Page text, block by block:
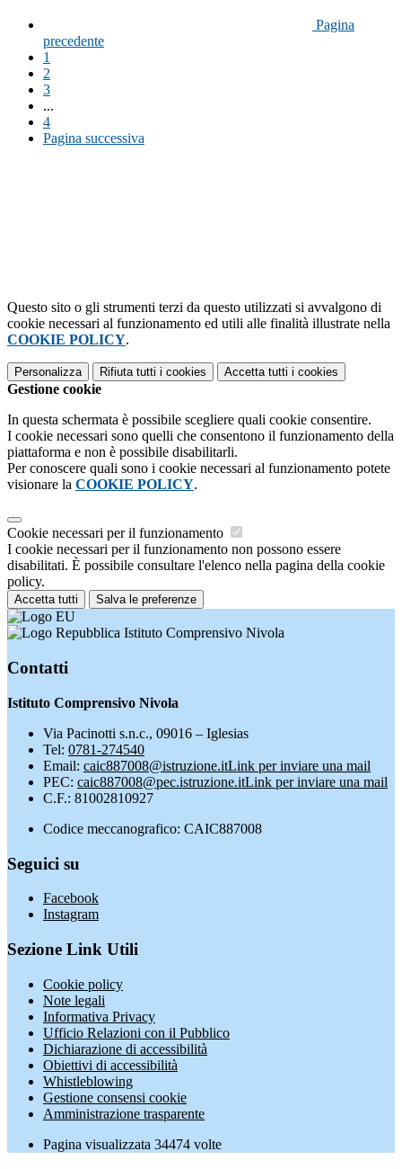
Pagina
precedente
1
2
3
...
4
Pagina successiva
Questo sito o gli strumenti terzi da questo utilizzati si avvalgono di
cookie necessari al funzionamento ed utili alle finalità illustrate nella
COOKIE POLICY.
Personalizza Rifiuta tutti i cookies Accetta tutti i cookies
Gestione cookie
In questa schermata è possibile scegliere quali cookie consentire.
I cookie necessari sono quelli che consentono il funzionamento della
piattaforma e non è possibile disabilitarli.
Per conoscere quali sono i cookie necessari al funzionamento potete
visionare la COOKIE POLICY.
Cookie necessari per il funzionamento
I cookie necessari per il funzionamento non possono essere
disabilitati. È possibile consultare l'elenco nella pagina della cookie
policy.
Accetta tutti Salva le preferenze
Istituto Comprensivo Nivola
Contatti
Istituto Comprensivo Nivola
Via Pacinotti s.n.c., 09016 – Iglesias
Tel: 0781-274540
Email: caic887008@istruzione.itLink per inviare una mail
PEC: caic887008@pec.istruzione.itLink per inviare una mail
C.F.: 81002810927
Codice meccanografico: CAIC887008
Seguici su
Facebook
Instagram
Sezione Link Utili
Cookie policy
Note legali
Informativa Privacy
Ufficio Relazioni con il Pubblico
Dichiarazione di accessibilità
Obiettivi di accessibilità
Whistleblowing
Gestione consensi cookie
Amministrazione trasparente
Pagina visualizzata 34474 volte